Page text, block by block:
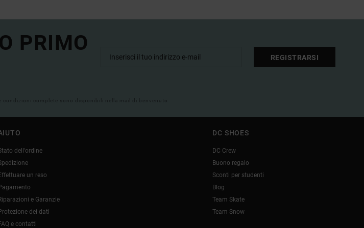
PRIMO
REGISTRARSI
condizioni complete sono disponibili nella mail di benvenuto
dell'ordine
un reso
e Garanzie
dei dati
e contatti
DC SHOES
DC Crew
Buono regalo
Sconti per studenti
Blog
Team Skate
Team Snow